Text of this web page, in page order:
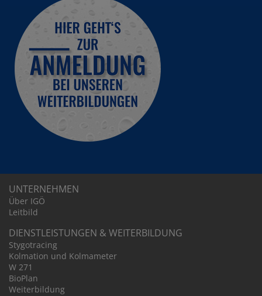
UNTER­NEHMEN
Über IGÖ
Leitbild
DIENST­LEIS­TUNGEN & WEITER­BIL­DUNG
Stygo­tra­cing
Kolma­tion und Kolma­meter
W 271
BioPlan
Weiter­bil­dung